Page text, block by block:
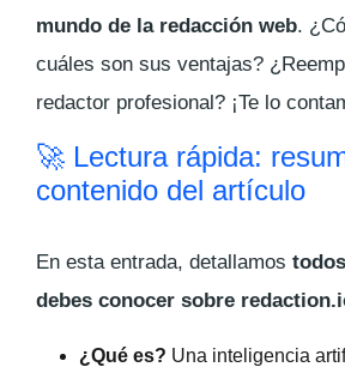
mundo de la redacción web.
cuáles son sus ventajas?
redactor profesional? ¡Te lo
🚀 Lectura rápida:
contenido del artículo
En esta entrada, detallamos
debes conocer sobre
¿Qué es? Una inteligencia